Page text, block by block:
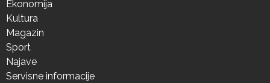
Ekonomija
Kultura
Magazin
Sport
Najave
Servisne informacije